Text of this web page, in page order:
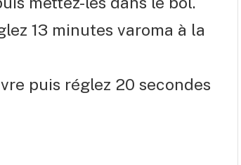
13 minutes varoma à la
puis réglez 20 secondes